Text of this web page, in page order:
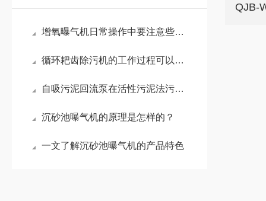
增氧曝气机日常操作中要注意些什么事项？
循环耙齿除污机的工作过程可以概括为：拦截、提升和卸料
自吸污泥回流泵在活性污泥法污水处理工艺中的作用
沉砂池曝气机的原理是怎样的？
一文了解沉砂池曝气机的产品特色
QJB-